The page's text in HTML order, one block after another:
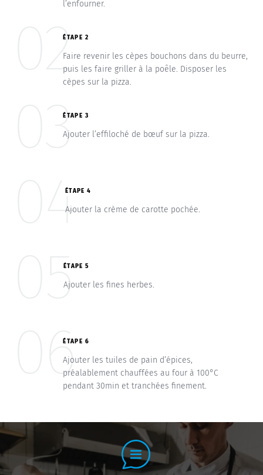
l’enfourner.
02ÉTAPE 2
Faire revenir les cèpes bouchons dans du beurre,
puis les faire griller à la poêle. Disposer les
cèpes sur la pizza.
03ÉTAPE 3
Ajouter l’effiloché de bœuf sur la pizza.
04ÉTAPE 4
Ajouter la crème de carotte pochée.
05ÉTAPE 5
Ajouter les fines herbes.
06ÉTAPE 6
Ajouter les tuiles de pain d’épices,
préalablement chauffées au four à 100°C
pendant 30min et tranchées finement.